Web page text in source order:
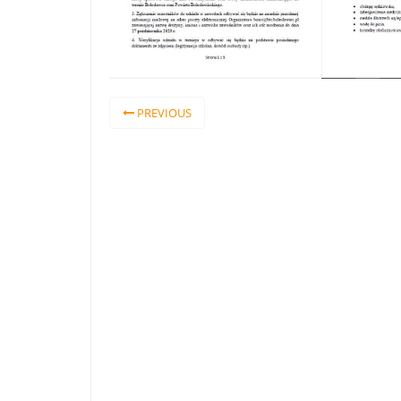
PREVIOUS